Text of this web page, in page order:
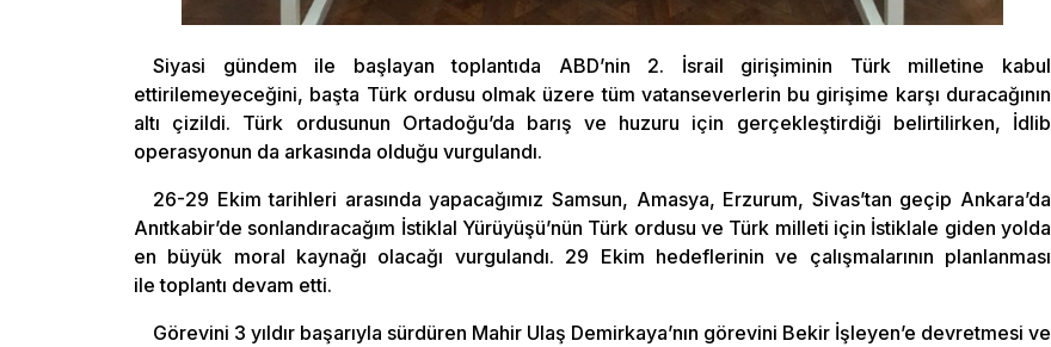
Siyasi gündem ile başlayan toplantıda ABD’nin 2. İsrail girişiminin Türk milletine kabul
ettirilemeyeceğini, başta Türk ordusu olmak üzere tüm vatanseverlerin bu girişime karşı duracağının
altı çizildi. Türk ordusunun Ortadoğu’da barış ve huzuru için gerçekleştirdiği belirtilirken, İdlib
operasyonun da arkasında olduğu vurgulandı.
26-29 Ekim tarihleri arasında yapacağımız Samsun, Amasya, Erzurum, Sivas’tan geçip Ankara’da
Anıtkabir’de sonlandıracağım İstiklal Yürüyüşü’nün Türk ordusu ve Türk milleti için İstiklale giden yolda
en büyük moral kaynağı olacağı vurgulandı. 29 Ekim hedeflerinin ve çalışmalarının planlanması
ile toplantı devam etti.
Görevini 3 yıldır başarıyla sürdüren Mahir Ulaş Demirkaya’nın görevini Bekir İşleyen’e devretmesi ve